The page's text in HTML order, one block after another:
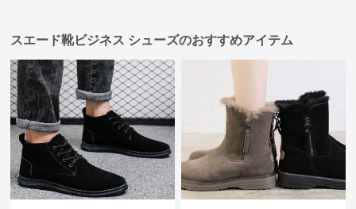
スエード靴ビジネス シューズのおすすめアイテム